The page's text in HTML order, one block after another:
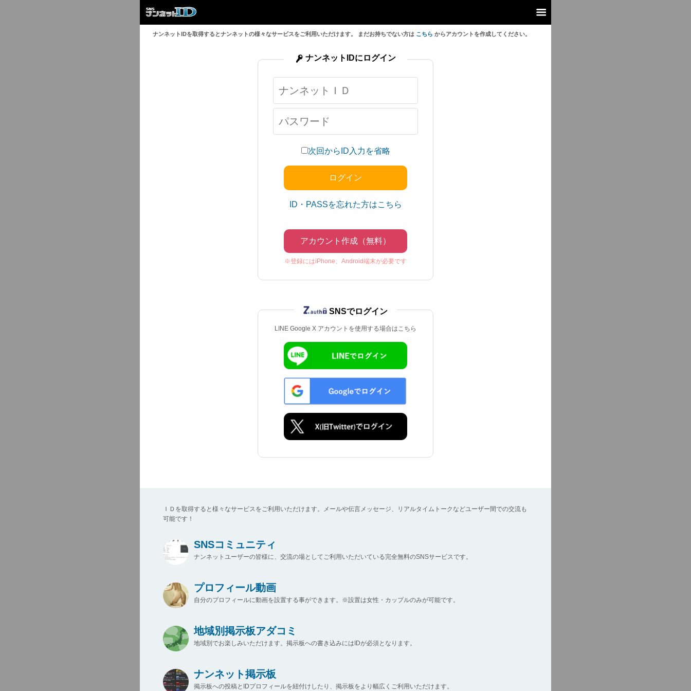
ナンネットIDを取得するとナンネットの様々なサービスをご利用いただけます。 まだお持ちでない方は こちら からアカウントを作成してください。
次回からID入力を省略
ID・PASSを忘れた方はこちら
アカウント作成（無料）
※登録にはiPhone、Android端末が必要です
ナンネットIDにログイン
LINE Google X アカウントを使用する場合はこちら
SNSでログイン
ＩＤを取得すると様々なサービスをご利用いただけます。メールや伝言メッセージ、リアルタイムトークなどユーザー間での交流も
可能です！
SNSコミュニティ
ナンネットユーザーの皆様に、交流の場としてご利用いただいている完全無料のSNSサービスです。
プロフィール動画
自分のプロフィールに動画を設置する事ができます。※設置は女性・カップルのみが可能です。
地域別掲示板アダコミ
地域別でお楽しみいただけます。掲示板への書き込みにはIDが必須となります。
ナンネット掲示板
掲示板への投稿とIDプロフィールを紐付けしたり、掲示板をより幅広くご利用いただけます。